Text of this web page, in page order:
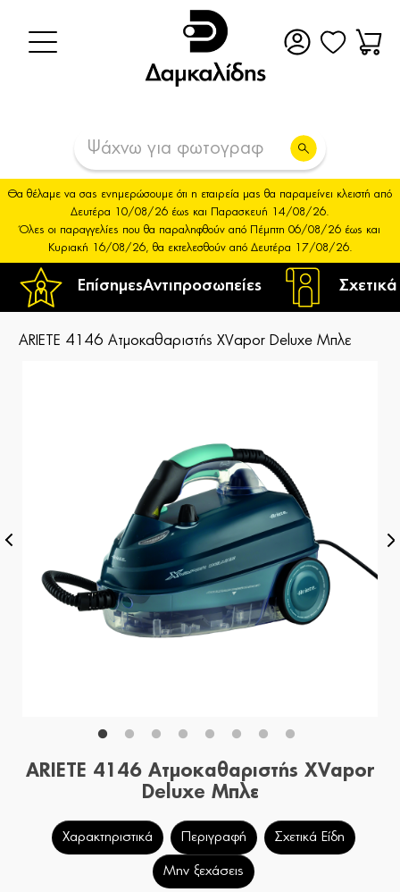
ΕπίσημεςΑντιπροσωπείες
Θα θέλαμε να σας ενημερώσουμε ότι η εταιρεία μας θα παραμείνει κλειστή από
Δευτέρα 10/08/26 έως και Παρασκευή 14/08/26.
Όλες οι παραγγελίες που θα παραληφθούν από Πέμπτη 06/08/26 έως και
Κυριακή 16/08/26, θα εκτελεσθούν από Δευτέρα 17/08/26.
ARIETE 4146 Ατμοκαθαριστής XVapor Deluxe Μπλε
ARIETE 4146 Ατμοκαθαριστής XVapor
Deluxe Μπλε
Χαρακτηριστικά Περιγραφή Σχετικά Είδη
Μην ξεχάσεις